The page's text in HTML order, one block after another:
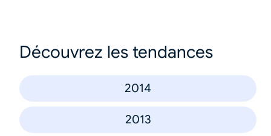
Découvrez les tendances
2014
2013